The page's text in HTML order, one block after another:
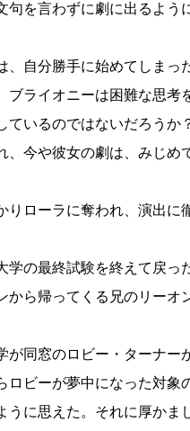
句を言わずに劇に出るよう
、自分勝手に始めてしま
ブライオニーは困難な思
ているのではないだろう
、今や彼女の劇は、みじめ
りローラに奪われ、演出
学の最終試験を終えて戻
から帰ってくる兄のリーオ
が同窓のロビー・ターナ
ロビーが夢中になった対
うに思えた。それに厚かま